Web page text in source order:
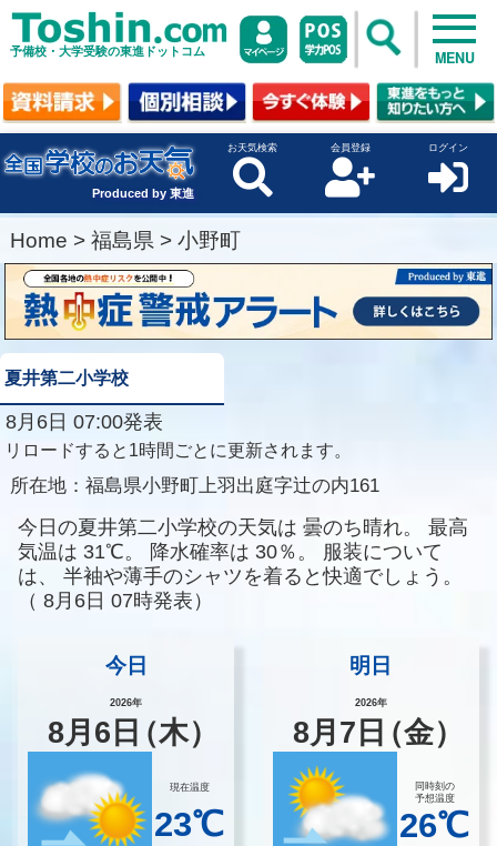
予備校・大学受験の東進ドットコム MENU
Produced by 東進
お天気検索 会員登録 ログイン
Home > 福島県 > 小野町
夏井第二小学校
8月6日 07:00発表
リロードすると1時間ごとに更新されます。
所在地： 福島県小野町上羽出庭字辻の内161
今日の夏井第二小学校の天気は 曇のち晴れ。
最高
気温は 31℃。 降水確率は 30％。
服装について
は、
半袖や薄手のシャツを着ると快適でしょう。
（ 8月6日 07時発表）
今日
2026年
8月 6 日（木）
現在温度
23℃
明日
2026年
8月 7 日（金）
同時刻の
予想温度
26℃